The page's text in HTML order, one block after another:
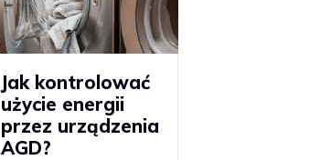
Jak kontrolować
użycie energii
przez urządzenia
AGD?